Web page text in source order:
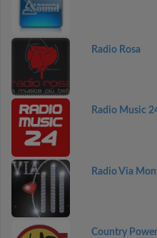
Radio Rosa
Radio Music
Radio Via
Country